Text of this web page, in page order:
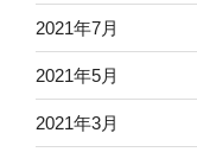
2021年7月
2021年5月
2021年3月